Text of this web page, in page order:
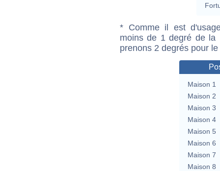
* Comme il est
moins de 1 degré de la
prenons 2 degrés pour
Maison 1
Maison 2
Maison 3
Maison 4
Maison 5
Maison 6
Maison 7
Maison 8